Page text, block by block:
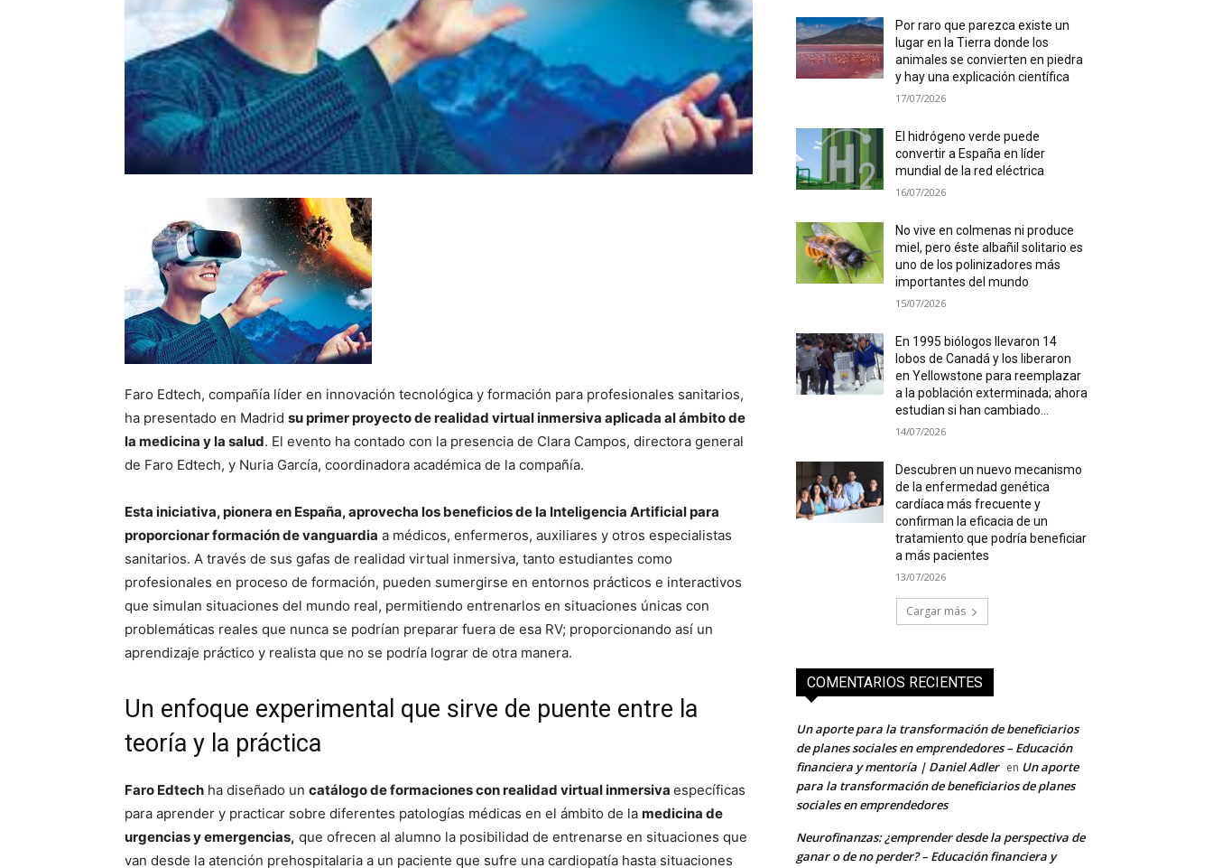
Faro Edtech, compañía líder en innovación tecnológica y formación para profesionales sanitarios,
ha presentado en Madrid su primer proyecto de realidad virtual inmersiva aplicada al ámbito de
la medicina y la salud. El evento ha contado con la presencia de Clara Campos, directora general
de Faro Edtech, y Nuria García, coordinadora académica de la compañía.
Esta iniciativa, pionera en España, aprovecha los beneficios de la Inteligencia Artificial para
proporcionar formación de vanguardia a médicos, enfermeros, auxiliares y otros especialistas
sanitarios. A través de sus gafas de realidad virtual inmersiva, tanto estudiantes como
profesionales en proceso de formación, pueden sumergirse en entornos prácticos e interactivos
que simulan situaciones del mundo real, permitiendo entrenarlos en situaciones únicas con
problemáticas reales que nunca se podrían preparar fuera de esa RV; proporcionando así un
aprendizaje práctico y realista que no se podría lograr de otra manera.
Un enfoque experimental que sirve de puente entre la
teoría y la práctica
Faro Edtech ha diseñado un catálogo de formaciones con realidad virtual inmersiva específicas
para aprender y practicar sobre diferentes patologías médicas en el ámbito de la medicina de
urgencias y emergencias, que ofrecen al alumno la posibilidad de entrenarse en situaciones que
van desde la atención prehospitalaria a un paciente que sufre una cardiopatía hasta situaciones
Por raro que parezca existe un
lugar en la Tierra donde los
animales se convierten en piedra
y hay una explicación científica
17/07/2026
El hidrógeno verde puede
convertir a España en líder
mundial de la red eléctrica
16/07/2026
No vive en colmenas ni produce
miel, pero éste albañil solitario es
uno de los polinizadores más
importantes del mundo
15/07/2026
En 1995 biólogos llevaron 14
lobos de Canadá y los liberaron
en Yellowstone para reemplazar
a la población exterminada; ahora
estudian si han cambiado...
14/07/2026
Descubren un nuevo mecanismo
de la enfermedad genética
cardíaca más frecuente y
confirman la eficacia de un
tratamiento que podría beneficiar
a más pacientes
13/07/2026
Cargar más
COMENTARIOS RECIENTES
Un aporte para la transformación de beneficiarios
de planes sociales en emprendedores – Educación
financiera y mentoría | Daniel Adler en Un aporte
para la transformación de beneficiarios de planes
sociales en emprendedores
Neurofinanzas: ¿emprender desde la perspectiva de
ganar o de no perder? – Educación financiera y